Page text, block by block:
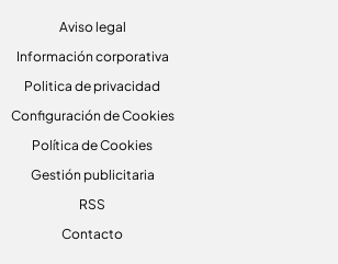
Aviso legal
Información corporativa
Politica de privacidad
Configuración de Cookies
Política de Cookies
Gestión publicitaria
RSS
Contacto